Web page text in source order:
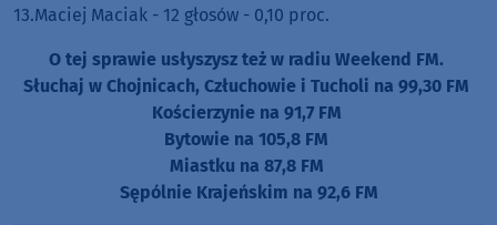
13.Maciej Maciak - 12 głosów - 0,10 proc.
O tej sprawie usłyszysz też w radiu Weekend FM.
Słuchaj w Chojnicach, Człuchowie i Tucholi na 99,30 FM
Kościerzynie na 91,7 FM
Bytowie na 105,8 FM
Miastku na 87,8 FM
Sępólnie Krajeńskim na 92,6 FM